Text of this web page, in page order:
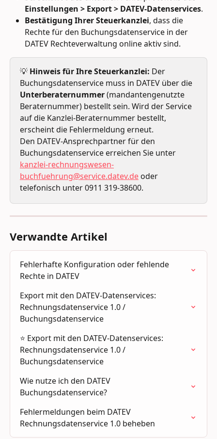
Einstellungen > Export > DATEV-Datenservices.
Bestätigung Ihrer Steuerkanzlei, dass die
Rechte für den Buchungsdatenservice in der
DATEV Rechteverwaltung online aktiv sind.
💡 Hinweis für Ihre Steuerkanzlei: Der
Buchungsdatenservice muss in DATEV über die
Unterberaternummer (mandantengenutzte
Beraternummer) bestellt sein. Wird der Service
auf die Kanzlei-Beraternummer bestellt,
erscheint die Fehlermeldung erneut.
Den DATEV-Ansprechpartner für den
Buchungsdatenservice erreichen Sie unter
kanzlei-rechnungswesen-
buchfuehrung@service.datev.de oder
telefonisch unter 0911 319-38600.
Verwandte Artikel
Fehlerhafte Konfiguration oder fehlende
Rechte in DATEV
Export mit den DATEV-Datenservices:
Rechnungsdatenservice 1.0 /
Buchungsdatenservice
⭐ Export mit den DATEV-Datenservices:
Rechnungsdatenservice 1.0 /
Buchungsdatenservice
Wie nutze ich den DATEV
Buchungsdatenservice?
Fehlermeldungen beim DATEV
Rechnungsdatenservice 1.0 beheben